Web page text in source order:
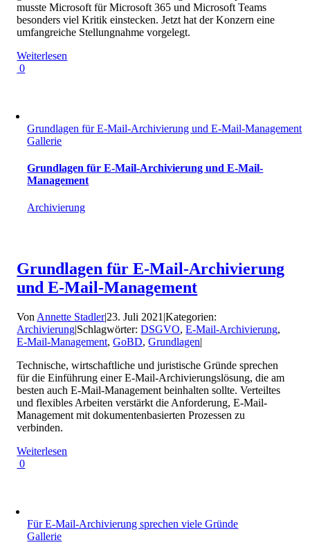
musste Microsoft für Microsoft 365 und Microsoft Teams
besonders viel Kritik einstecken. Jetzt hat der Konzern eine
umfangreiche Stellungnahme vorgelegt.
Weiterlesen
0
Grundlagen für E-Mail-Archivierung und E-Mail-Management
Gallerie
Grundlagen für E-Mail-Archivierung und E-Mail-
Management
Archivierung
Grundlagen für E-Mail-Archivierung
und E-Mail-Management
Von Annette Stadler|23. Juli 2021 |Kategorien:
Archivierung|Schlagwörter:DSGVO,E-Mail-Archivierung,
E-Mail-Management,GoBD,Grundlagen|
Technische, wirtschaftliche und juristische Gründe sprechen
für die Einführung einer E-Mail-Archivierungslösung, die am
besten auch E-Mail-Management beinhalten sollte. Verteiltes
und flexibles Arbeiten verstärkt die Anforderung, E-Mail-
Management mit dokumentenbasierten Prozessen zu
verbinden.
Weiterlesen
0
Für E-Mail-Archivierung sprechen viele Gründe
Gallerie